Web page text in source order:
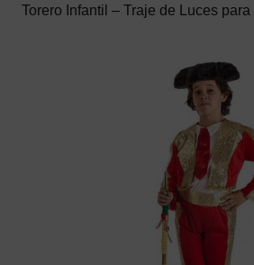
Torero Infantil – Traje de Luces